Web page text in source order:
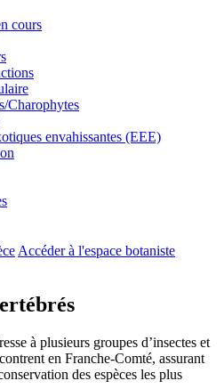
cours
Charophytes
envahissantes (EEE)
Accéder à l'espace botaniste
à plusieurs groupes d’insectes et
en Franche-Comté, assurant
des espèces les plus